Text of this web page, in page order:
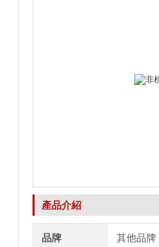
產品介紹
品牌 其他品牌